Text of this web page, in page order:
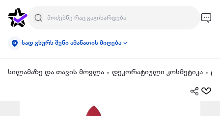
სად გსურს შენი ამანათის მიღება
სილამაზე და თავის მოვლა დეკორატიული კოსმეტიკა